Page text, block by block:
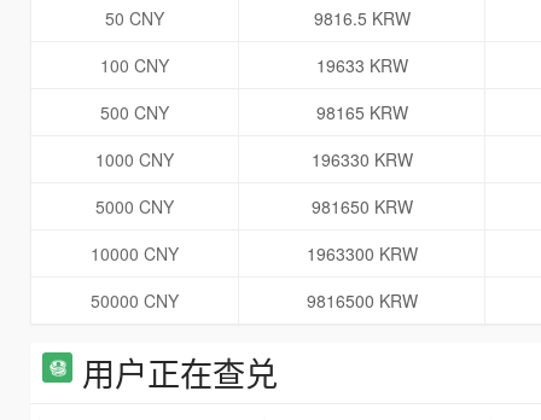
50 CNY
9816.5 KRW
100 CNY
19633 KRW
500 CNY
98165 KRW
1000 CNY
196330 KRW
5000 CNY
981650 KRW
10000 CNY
1963300 KRW
50000 CNY
9816500 KRW
用户正在查兑